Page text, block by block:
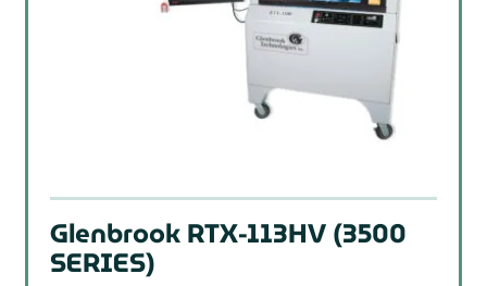
Glenbrook RTX-113HV (3500
SERIES)